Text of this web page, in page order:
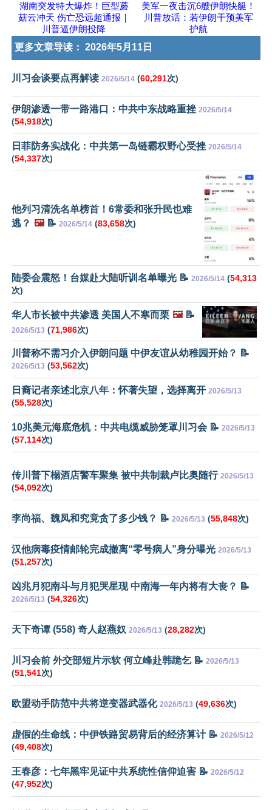
湖南突发特大爆炸！巨型蘑
菇云冲天 伤亡恐远超通报｜
川普逼伊朗投降
美军一夜击沉6艘伊朗快艇！
川普放话：若伊朗干预美军
护航
更多文章导读： 2026年5月11日
川习会谈要点再解读 2026/5/14 (60,291次)
伊朗渗透一带一路港口：中共中东战略重挫 2026/5/14
(54,918次)
日菲防务实战化：中共第一岛链霸权野心受挫 2026/5/14
(54,337次)
他列习清洗名单榜首！6常委和张升民也难
逃？ 🖼️📝 2026/5/14 (83,658次)
陆委会震怒！台媒赴大陆听训名单曝光 📝 2026/5/14 (54,313
次)
华人市长被中共渗透 美国人不寒而栗 🖼️📝
2026/5/13 (71,986次)
川普称不需习介入伊朗问题 中伊友谊从幼稚园开始？ 📝
2026/5/13 (53,562次)
日裔记者亲述北京八年：怀著失望，选择离开 2026/5/13
(55,528次)
10兆美元海底危机：中共电缆威胁笼罩川习会 📝 2026/5/13
(57,114次)
传川普下榻酒店警车聚集 被中共制裁卢比奥随行 2026/5/13
(54,092次)
李尚福、魏凤和究竟贪了多少钱？ 📝 2026/5/13 (55,848次)
汉他病毒疫情邮轮完成撤离“零号病人”身分曝光 2026/5/13
(51,257次)
凶兆月犯南斗与月犯哭星现 中南海一年内将有大丧？ 📝
2026/5/13 (54,326次)
天下奇谭 (558) 奇人赵燕奴 2026/5/13 (28,282次)
川习会前 外交部短片示软 何立峰赴韩跪乞 📝 2026/5/13
(51,541次)
欧盟动手防范中共将逆变器武器化 2026/5/13 (49,636次)
虚假的生命线：中伊铁路贸易背后的经济算计 📝 2026/5/12
(49,408次)
王春彦：七年黑牢见证中共系统性信仰迫害 📝 2026/5/12
(47,952次)